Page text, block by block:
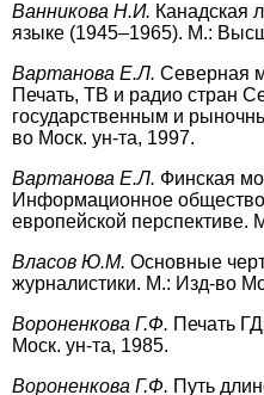
Ванникова Н.И. Канадская
языке (1945–1965). М.:
Вартанова Е.Л. Северная
Печать, ТВ и радио стран
государственным и
во Моск. ун-та, 1997.
Вартанова Е.Л. Финская
Информационное
европейской перспективе.
Власов Ю.М. Основные
журналистики. М.: Изд-во
Вороненкова Г.Ф. Печать
Моск. ун-та, 1985.
Вороненкова Г.Ф. Путь